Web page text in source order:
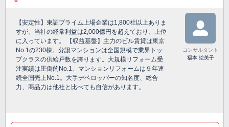
【安定性】東証プライム上場企業は1,800社以上ありま
すが、当社の経常利益は2,000億円を超えており、上位
に入っています。 【収益基盤】主力のビル賃貸は東京
No.1の230棟。分譲マンションは全国規模で業界トッ
プクラスの供給戸数を誇ります。大規模リフォーム受
注実績は圧倒的No.1、マンションリフォームは９年連
続全国売上No.1。大手デベロッパーの知名度、総合
力、商品力は他社と比べても自信があります。
コンサルタント
福本 絵美子